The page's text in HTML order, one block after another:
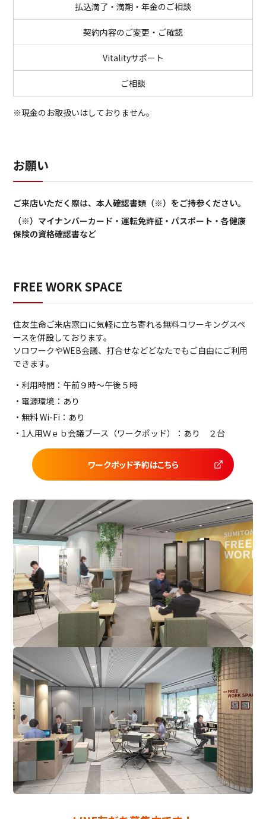
払込満了・満期・年金のご相談
契約内容のご変更・ご確認
Vitalityサポート
ご相談
※現金のお取扱いはしておりません。
お願い
ご来店いただく際は、本人確認書類（※）をご持参ください。
（※）マイナンバーカード・運転免許証・パスポート・各健康
保険の資格確認書など
FREE WORK SPACE
住友生命ご来店窓口に気軽に立ち寄れる無料コワーキングスペ
ースを併設しております。
ソロワークやWEB会議、打合せなどどなたでもご自由にご利用
できます。
利用時間：午前９時～午後５時
電源環境：あり
無料 Wi-Fi：あり
1人用Ｗｅｂ会議ブース（ワークポッド）：あり ２台
ワークポッド予約はこちら